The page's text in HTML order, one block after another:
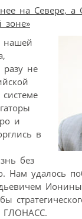
на Севере, а
зоне»
нашей
не
и
в
без
Нам удалось
ГЛОНАСС.